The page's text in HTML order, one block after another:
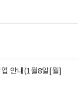
안내(1월8일[월]